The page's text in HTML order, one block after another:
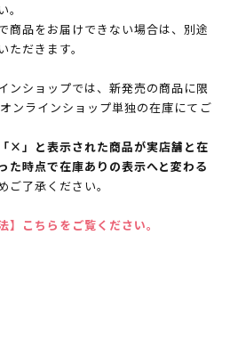
商品をお届けできない場合は、別途
だきます。
ンショップでは、新発売の商品に限
ンラインショップ単独の在庫にてご
×」と表示された商品が実店舗と在
た時点で在庫ありの表示へと変わる
ご了承ください。
】こちらをご覧ください。